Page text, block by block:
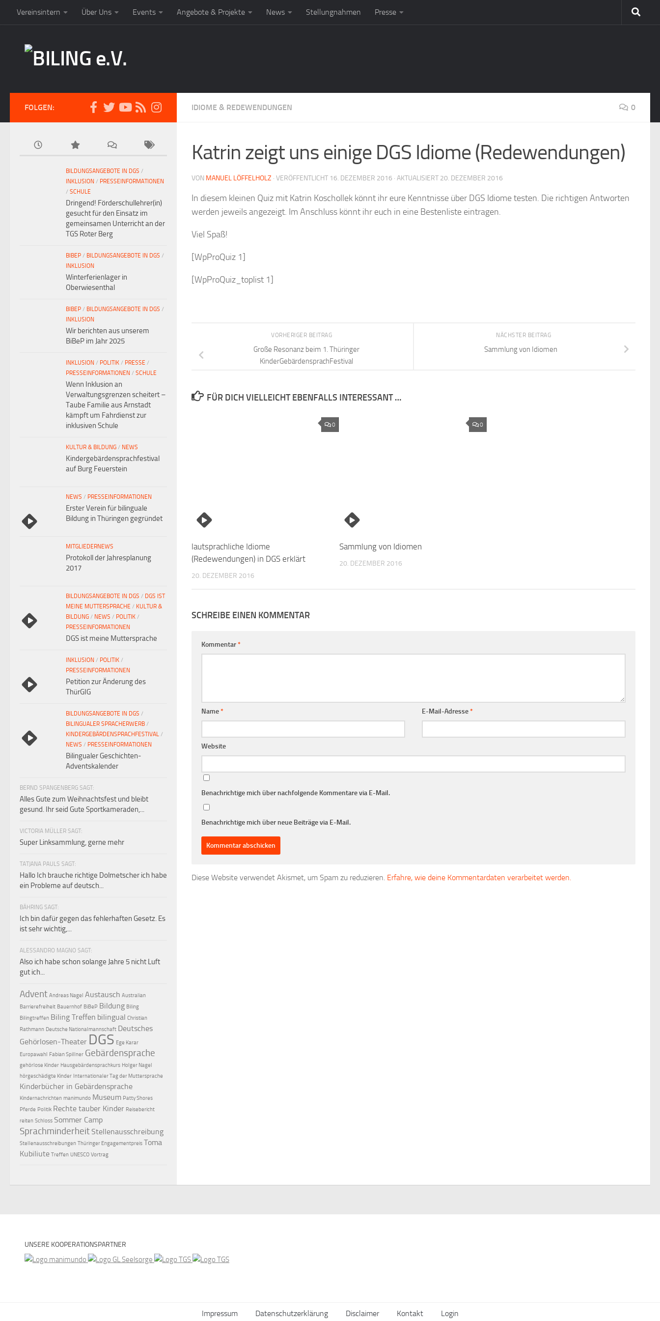
Vereinsintern Über Uns Events Angebote & Projekte News Stellungnahmen Presse
IDIOME & REDEWENDUNGEN 0
Katrin zeigt uns einige DGS Idiome (Redewendungen)
VON MANUEL LÖFFELHOLZ · VERÖFFENTLICHT 16. DEZEMBER 2016 · AKTUALISIERT 20. DEZEMBER 2016
In diesem kleinen Quiz mit Katrin Koschollek könnt ihr eure Kenntnisse über DGS Idiome testen. Die richtigen Antworten
werden jeweils angezeigt. Im Anschluss könnt ihr euch in eine Bestenliste eintragen.
Viel Spaß!
[WpProQuiz 1]
[WpProQuiz_toplist 1]
NÄCHSTER BEITRAG
Sammlung von Idiomen
VORHERIGER BEITRAG
Große Resonanz beim 1. Thüringer
KinderGebärdensprachFestival
FÜR DICH VIELLEICHT EBENFALLS INTERESSANT …
0
lautsprachliche Idiome
(Redewendungen) in DGS erklärt
20. DEZEMBER 2016
0
Sammlung von Idiomen
20. DEZEMBER 2016
SCHREIBE EINEN KOMMENTAR
Kommentar*
Name* E-Mail-Adresse*
Website
Benachrichtige mich über nachfolgende Kommentare via E-Mail.
Benachrichtige mich über neue Beiträge via E-Mail.
Diese Website verwendet Akismet, um Spam zu reduzieren. Erfahre, wie deine Kommentardaten verarbeitet werden.
FOLGEN:
BILDUNGSANGEBOTE IN DGS /
INKLUSION / PRESSEINFORMATIONEN
/ SCHULE
Dringend! Förderschullehrer(in)
gesucht für den Einsatz im
gemeinsamen Unterricht an der
TGS Roter Berg
BIBEP / BILDUNGSANGEBOTE IN DGS /
INKLUSION
Winterferienlager in
Oberwiesenthal
BIBEP / BILDUNGSANGEBOTE IN DGS /
INKLUSION
Wir berichten aus unserem
BiBeP im Jahr 2025
INKLUSION / POLITIK / PRESSE /
PRESSEINFORMATIONEN / SCHULE
Wenn Inklusion an
Verwaltungsgrenzen scheitert –
Taube Familie aus Arnstadt
kämpft um Fahrdienst zur
inklusiven Schule
KULTUR & BILDUNG / NEWS
Kindergebärdensprachfestival
auf Burg Feuerstein
NEWS / PRESSEINFORMATIONEN
Erster Verein für bilinguale
Bildung in Thüringen gegründet
MITGLIEDERNEWS
Protokoll der Jahresplanung
2017
BILDUNGSANGEBOTE IN DGS / DGS IST
MEINE MUTTERSPRACHE / KULTUR &
BILDUNG / NEWS / POLITIK /
PRESSEINFORMATIONEN
DGS ist meine Muttersprache
INKLUSION / POLITIK /
PRESSEINFORMATIONEN
Petition zur Änderung des
ThürGIG
BILDUNGSANGEBOTE IN DGS /
BILINGUALER SPRACHERWERB /
KINDERGEBÄRDENSPRACHFESTIVAL /
NEWS / PRESSEINFORMATIONEN
Bilingualer Geschichten-
Adventskalender
BERND SPANGENBERG SAGT:
Alles Gute zum Weihnachtsfest und bleibt
gesund. Ihr seid Gute Sportkameraden,...
VICTORIA MÜLLER SAGT:
Super Linksammlung, gerne mehr
TATJANA PAULS SAGT:
Hallo Ich brauche richtige Dolmetscher ich habe
ein Probleme auf deutsch...
BÄHRING SAGT:
Ich bin dafür gegen das fehlerhaften Gesetz. Es
ist sehr wichtig,...
ALESSANDRO MAGNO SAGT:
Also ich habe schon solange Jahre 5 nicht Luft
gut ich...
Advent Andreas Nagel Austausch Australian
Barrierefreiheit Bauernhof BiBeP Bildung Biling
Bilingtreffen Biling Treffen bilingual Christian
Rathmann Deutsche Nationalmannschaft Deutsches
Gehörlosen-Theater DGS Ege Karar
Europawahl Fabian Spillner Gebärdensprache
gehörlose Kinder Hausgebärdensprachkurs Holger Nagel
hörgeschädigte Kinder Internationaler Tag der Muttersprache
Kinderbücher in Gebärdensprache
Kindernachrichten manimundo Museum Patty Shores
Pferde Politik Rechte tauber Kinder Reisebericht
reiten Schloss Sommer Camp
Sprachminderheit Stellenausschreibung
Stellenausschreibungen Thüringer Engagementpreis Toma
Kubiliute Treffen UNESCO Vortrag
UNSERE KOOPERATIONSPARTNER
Impressum Datenschutzerklärung Disclaimer Kontakt Login